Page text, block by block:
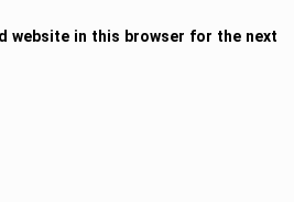
website in this browser for the next